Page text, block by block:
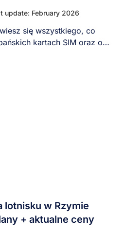
update: February 2026
się wszystkiego, co
kartach SIM oraz o
lotnisku w Rzymie
+ aktualne ceny